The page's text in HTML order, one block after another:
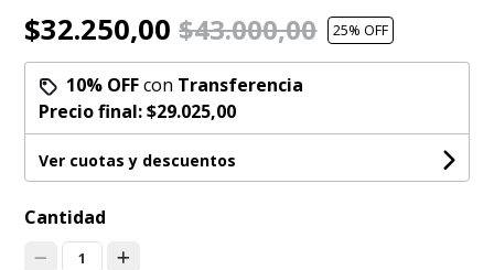
$32.250,00$43.000,00 25% OFF
10% OFFcon Transferencia
Precio final:$29.025,00
Ver cuotas y descuentos
Cantidad
1